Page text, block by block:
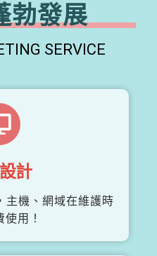
勃發展
SERVICE
計
主機、網域在維護時
使用！